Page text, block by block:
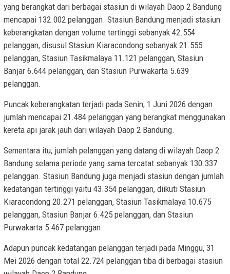
yang berangkat dari berbagai stasiun di wilayah Daop 2 Bandung
mencapai 132.002 pelanggan. Stasiun Bandung menjadi stasiun
keberangkatan dengan volume tertinggi sebanyak 42.554
pelanggan, disusul Stasiun Kiaracondong sebanyak 21.555
pelanggan, Stasiun Tasikmalaya 11.121 pelanggan, Stasiun
Banjar 6.644 pelanggan, dan Stasiun Purwakarta 5.639
pelanggan.
Puncak keberangkatan terjadi pada Senin, 1 Juni 2026 dengan
jumlah mencapai 21.484 pelanggan yang berangkat menggunakan
kereta api jarak jauh dari wilayah Daop 2 Bandung.
Sementara itu, jumlah pelanggan yang datang di wilayah Daop 2
Bandung selama periode yang sama tercatat sebanyak 130.337
pelanggan. Stasiun Bandung juga menjadi stasiun dengan jumlah
kedatangan tertinggi yaitu 43.354 pelanggan, diikuti Stasiun
Kiaracondong 20.271 pelanggan, Stasiun Tasikmalaya 10.675
pelanggan, Stasiun Banjar 6.425 pelanggan, dan Stasiun
Purwakarta 5.467 pelanggan.
Adapun puncak kedatangan pelanggan terjadi pada Minggu, 31
Mei 2026 dengan total 22.724 pelanggan tiba di berbagai stasiun